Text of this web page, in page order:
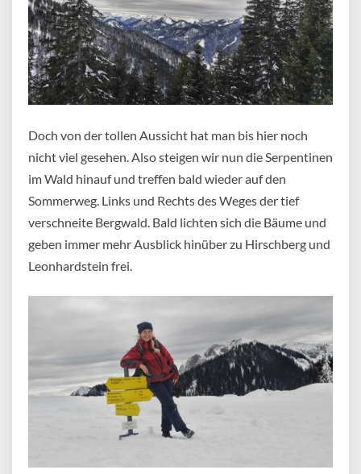
Doch von der tollen Aussicht hat man bis hier noch
nicht viel gesehen. Also steigen wir nun die Serpentinen
im Wald hinauf und treffen bald wieder auf den
Sommerweg. Links und Rechts des Weges der tief
verschneite Bergwald. Bald lichten sich die Bäume und
geben immer mehr Ausblick hinüber zu Hirschberg und
Leonhardstein frei.